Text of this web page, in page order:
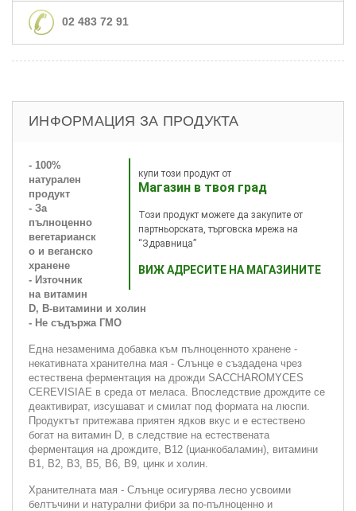
02 483 72 91
ИНФОРМАЦИЯ ЗА ПРОДУКТА
купи този продукт от
Магазин в твоя град
Този продукт можете да закупите от
партньорската, търговска мрежа на
“Здравница”
ВИЖ АДРЕСИТЕ НА МАГАЗИНИТЕ
- 100%
натурален
продукт
- За
пълноценно
вегетарианск
о и веганско
хранене
- Източник
на витамин
D, B-витамини и холин
- Не съдържа ГМО
Една незаменима добавка към пълноценното хранене -
некативната хранителна мая - Слънце е създадена чрез
естествена ферментация на дрожди SACCHAROMYCES
CEREVISIAE в среда от меласа. Впоследствие дрождите се
деактивират, изсушават и смилат под формата на люспи.
Продуктът притежава приятен ядков вкус и е естествено
богат на витамин D, в следствие на естествената
ферментация на дрождите, В12 (цианкобаламин), витамини
В1, В2, В3, В5, В6, В9, цинк и холин.
Хранителната мая - Слънце осигурява лесно усвоими
белтъчини и натурални фибри за по-пълноценно и